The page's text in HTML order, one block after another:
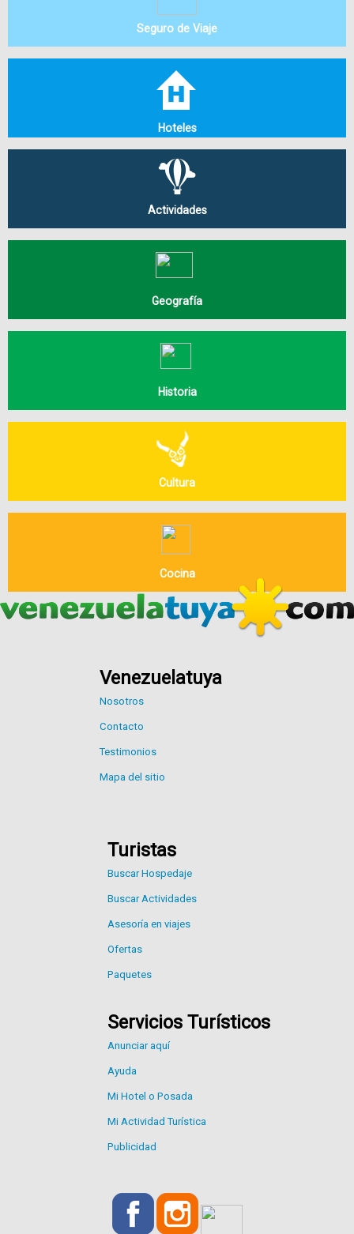
Seguro de Viaje
Hoteles
Actividades
Geografía
Historia
Cultura
Cocina
Venezuelatuya
Nosotros
Contacto
Testimonios
Mapa del sitio
Turistas
Buscar Hospedaje
Buscar Actividades
Asesoría en viajes
Ofertas
Paquetes
Servicios Turísticos
Anunciar aquí
Ayuda
Mi Hotel o Posada
Mi Actividad Turística
Publicidad